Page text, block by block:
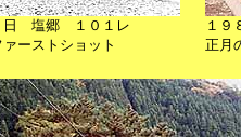
日 塩郷 １０１レ
ーストショット
１９
正月